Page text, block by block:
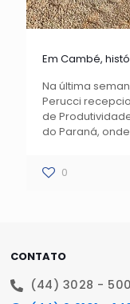
Em Cambé,
Na última
Perucci
de
do Paraná,
0
CONTATO
(44) 3028 -